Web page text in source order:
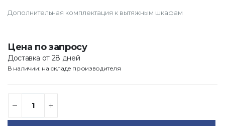
Дополнительная комплектация к вытяжным шкафам
Цена по запросу
Доставка от 28 дней
В наличии: на складе производителя